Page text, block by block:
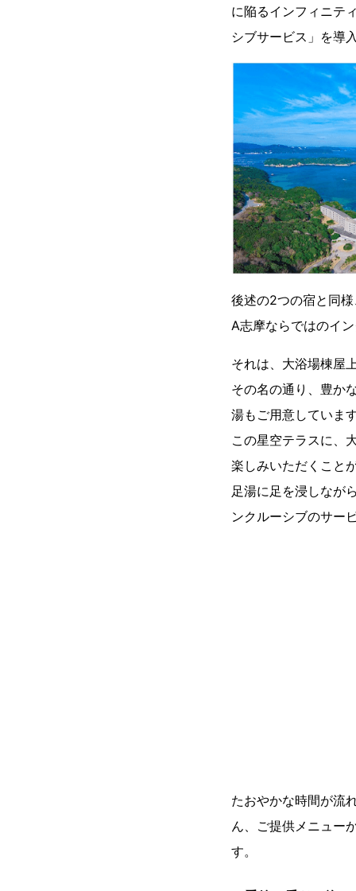
に陥るインフィニテ
シブサービス」を導
後述の2つの宿と同
A志摩ならではのイ
それは、大浴場棟屋
その名の通り、豊か
湯もご用意しています
この星空テラスに、
楽しみいただくこと
足湯に足を浸しなが
ンクルーシブのサー
たおやかな時間が流
ん、ご提供メニュー
す。